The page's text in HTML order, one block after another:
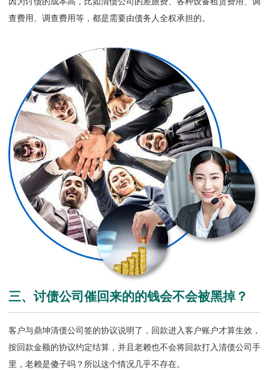
查费用、调查费用等，都是需要由债务人全权承担的。
三、讨债公司催回来的的钱会不会被黑掉？
客户与鼎坤清债公司签的协议说明了，回款进入客户账户才算生效，
按回款金额的协议约定结算，并且老赖也不会将回款打入清债公司手
里，老赖是傻子吗？所以这个情况几乎不存在。